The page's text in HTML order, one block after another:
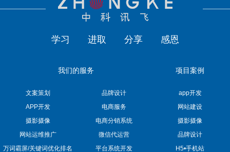
学习 进取 分享 感恩
我们的服务
文案策划
品牌设计
APP开发
电商服务
摄影摄像
电商分销系统
网站运维推广
微信代运营
万词霸屏/关键词优化排名
平台系统开发
项目案例
app开发
网站建设
摄影摄像
品牌设计
H5•手机站